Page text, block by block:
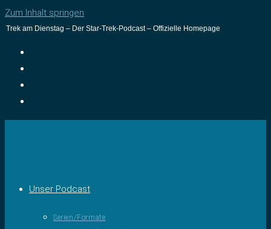
Zum Inhalt springen
Trek am Dienstag – Der Star-Trek-Podcast – Offizielle Homepage
Unser Podcast
Serien/Formate